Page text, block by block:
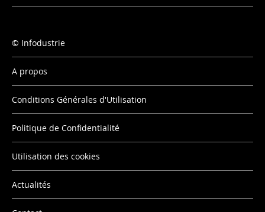
Infodustrie
A propos
Conditions Générales d'Utilisation
Politique de Confidentialité
Utilisation des cookies
Actualités